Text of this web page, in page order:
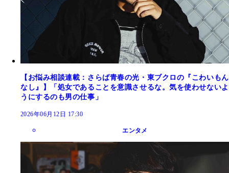
【お悩み相談連載：さらば青春の光・東ブクロの『こわいもん
なし』】「処女であることを意識させるな。気を使わせないよ
うにするのも男の仕事」
2026年06月12日 17:30
エンタメ